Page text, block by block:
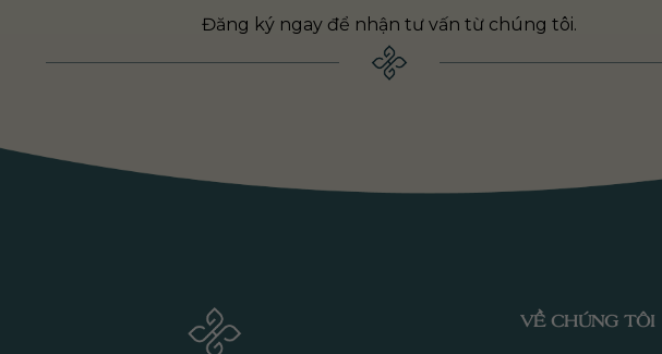
Đăng ký ngay để nhận tư vấn từ chúng tôi.
VỀ CHÚNG TÔI